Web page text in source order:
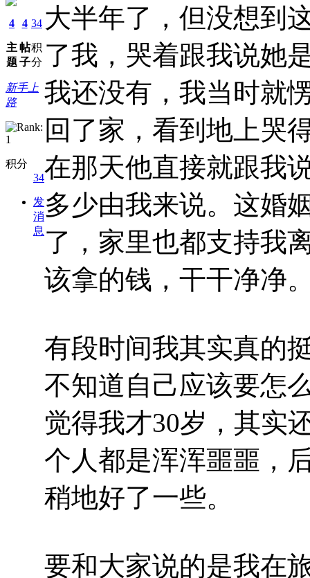
4
主
题
4
帖
子
34
积
分
新手上
路
积分
34
发
消
息
大半年了，但没想到
了我，哭着跟我说她
我还没有，我当时就
回了家，看到地上哭
在那天他直接就跟我
多少由我来说。这婚
了，家里也都支持我
该拿的钱，干干净净
有段时间我其实真的
不知道自己应该要怎
觉得我才30岁，其实
个人都是浑浑噩噩，
稍地好了一些。
要和大家说的是我在